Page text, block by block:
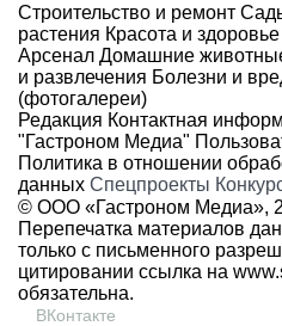
Строительство и ремонт
растения Красота и здоровье
Арсенал Домашние
и развлечения Болезни и
(фотогалереи)
Редакция Контактная
"Гастроном Медиа"
Политика в отношении
данных Спецпроекты
© ООО «Гастроном Медиа»,
Перепечатка материалов
только с письменного
цитировании ссылка на
обязательна.
ВКонтакте